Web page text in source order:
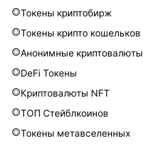
Токены криптобирж
Токены крипто кошельков
Анонимные криптовалюты
DeFi Токены
Криптовалюты NFT
ТОП Стейблкоинов
Токены метавселенных